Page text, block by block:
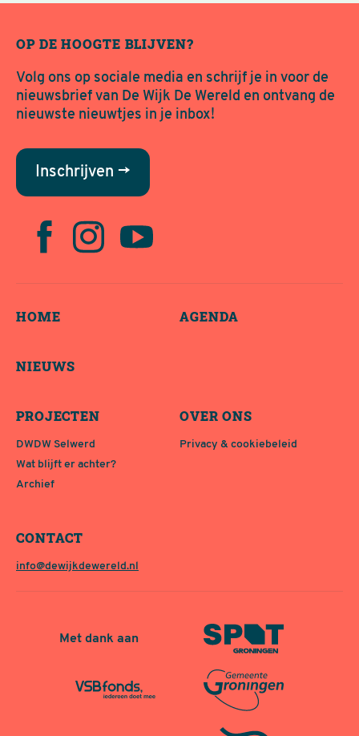
OP DE HOOGTE BLIJVEN?
Volg ons op sociale media en schrijf je in voor de
nieuwsbrief van De Wijk De Wereld en ontvang de
nieuwste nieuwtjes in je inbox!
Inschrijven →
HOME AGENDA
NIEUWS
PROJECTEN
DWDW Selwerd
Wat blijft er achter?
Archief
OVER ONS
Privacy & cookiebeleid
CONTACT
info@dewijkdewereld.nl
Met dank aan